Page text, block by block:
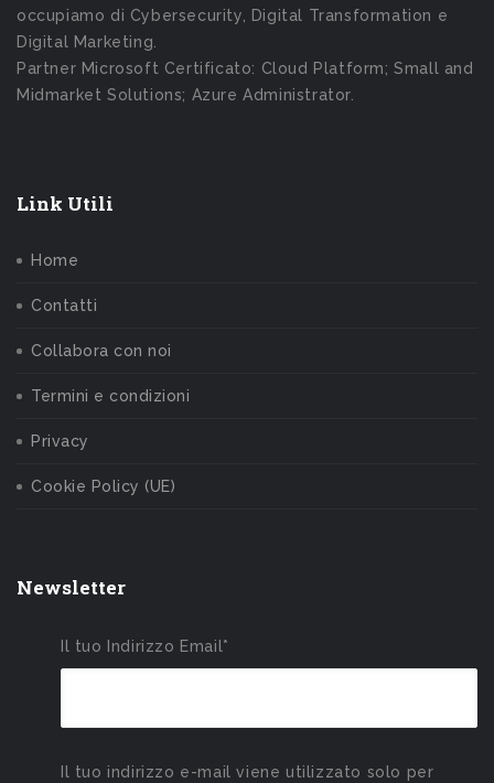
occupiamo di Cybersecurity, Digital Transformation e
Digital Marketing.
Partner Microsoft Certificato: Cloud Platform; Small and
Midmarket Solutions; Azure Administrator.
Link Utili
Home
Contatti
Collabora con noi
Termini e condizioni
Privacy
Cookie Policy (UE)
Newsletter
Il tuo Indirizzo Email*
Il tuo indirizzo e-mail viene utilizzato solo per